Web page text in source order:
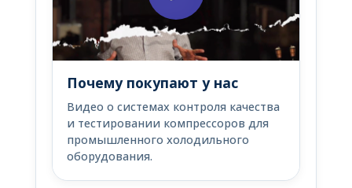
Почему покупают у нас
Видео о системах контроля качества
и тестировании компрессоров для
промышленного холодильного
оборудования.